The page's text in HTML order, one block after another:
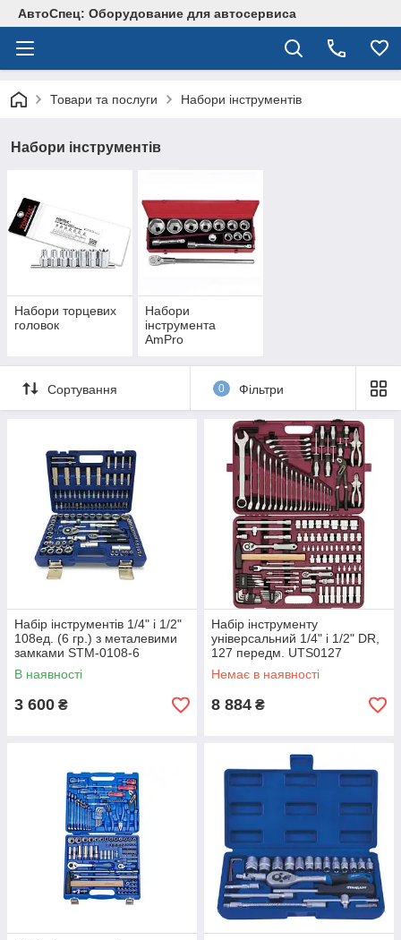
АвтоСпец: Оборудование для автосервиса
Товари та послуги Набори інструментів
Набори інструментів
Набори торцевих
головок
Набори
інструмента
AmPro
Сортування 0 Фільтри
Набір інструментів 1/4" і 1/2"
108ед. (6 гр.) з металевими
замками STM-0108-6
STANDART
В наявності
3 600 ₴
Набір інструменту
універсальний 1/4" і 1/2" DR,
127 передм. UTS0127
Немає в наявності
8 884 ₴